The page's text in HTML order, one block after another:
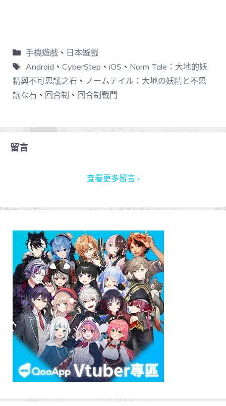
手機遊戲、 日本遊戲
Android 、 CyberStep 、 iOS 、 Norm Tale：大地的妖
精與不可思議之石 、 ノームテイル：大地の妖精と不思
議な石 、 回合制 、 回合制戰鬥
留言
查看更多留言 ›